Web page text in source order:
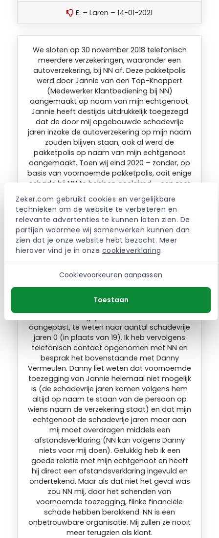
Zeker.com gebruikt cookies en vergelijkbare
technieken om de website te verbeteren en
relevante advertenties te kunnen laten zien. De
partijen waarmee wij samenwerken kunnen dan
zien dat je onze website hebt bezocht. Meer
hierover vind je in onze cookieverklaring.
Cookievoorkeuren aanpassen
Toestaan
E. – Laren – 14-01-2021
We sloten op 30 november 2018 telefonisch
meerdere verzekeringen, waaronder een
autoverzekering, bij NN af. Deze pakketpolis
werd door Jannie van den Top-Knoppert
(Medewerker Klantbediening bij NN)
aangemaakt op naam van mijn echtgenoot.
Jannie heeft destijds uitdrukkelijk toegezegd
dat de door mij opgebouwde schadevrije
jaren inzake de autoverzekering op mijn naam
zouden blijven staan, ook al werd de
pakketpolis op naam van mijn echtgenoot
aangemaakt. Toen wij eind 2020 – zonder, op
basis van voornoemde pakketpolis, ooit enige
schade bij NN te hebben geclaimd – een zeer
de pakketpolis (de premies gingen sterk
omhoog en de verzekeringsvoorwaarden
werden verslechterd) besloten wij om onze
verzekeringen per 1 december 2020 elders
onder te brengen. De nieuwe autoverzekeraar
liet weten dat NN, in strijd met voornoemde
toezegging, de door mij opgebouwde
schadevrije jaren inzake de autoverzekering
op naam van mijn echtgenoot heeft
geregistreerd en dat dit blijkt uit Roy-data. Op
aangepast, te weten naar aantal schadevrije
jaren 0 (in plaats van 19). Ik heb vervolgens
telefonisch contact opgenomen met NN en
besprak het bovenstaande met Danny
Vermeulen. Danny liet weten dat voornoemde
toezegging van Jannie helemaal niet mogelijk
is (de schadevrije jaren komen volgens hem
altijd op naam te staan van de persoon op
wiens naam de verzekering staat) en dat mijn
echtgenoot de schadevrije jaren maar aan
mij moet overdragen middels een
afstandsverklaring (NN kan volgens Danny
niets voor mij doen). Gelukkig heb ik een
goede relatie met mijn echtgenoot en heeft
hij direct een afstandsverklaring ingevuld en
ondertekend. Maar als dat niet het geval was
zou NN mij, door het schenden van
voornoemde toezegging, flinke financiële
schade hebben berokkend. NN is een
onbetrouwbare organisatie. Mij zullen ze nooit
meer terugzien als klant.